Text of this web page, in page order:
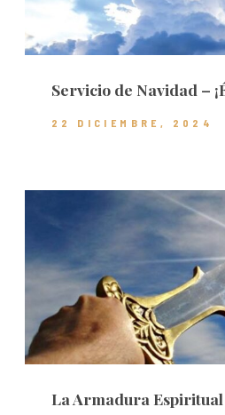
Servicio de Navidad –
22 DICIEMBRE, 2024
La Armadura